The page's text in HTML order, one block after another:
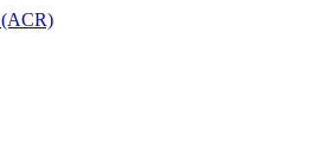
خودمختيار ڪيس سنڀالڻ وارو روبوٽس (ACR)